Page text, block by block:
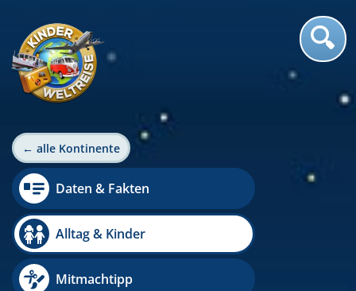
← alle Kontinente
Daten & Fakten
Alltag & Kinder
Mitmachtipp